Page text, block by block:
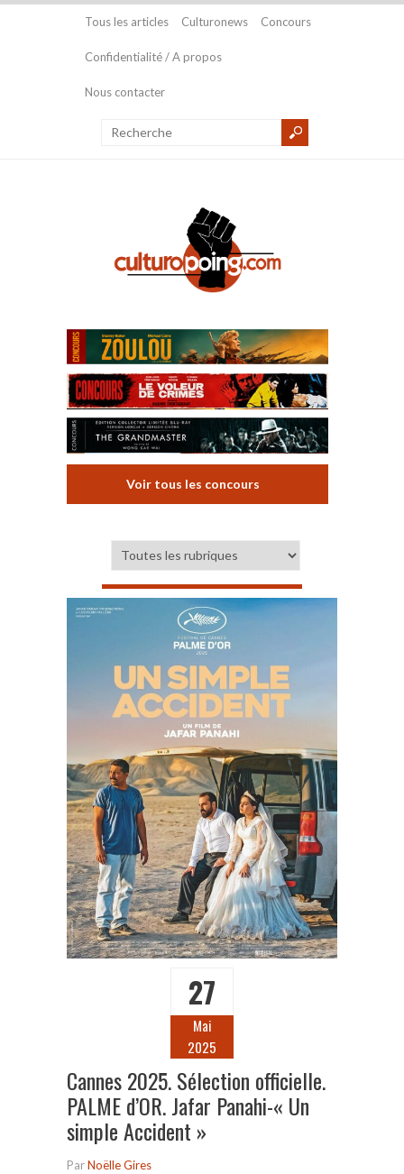
Tous les articles Culturonews Concours
Confidentialité / A propos
Nous contacter
Voir tous les concours
27
Mai
2025
Cannes 2025. Sélection officielle.
PALME d’OR. Jafar Panahi-« Un
simple Accident »
ParNoëlle Gires